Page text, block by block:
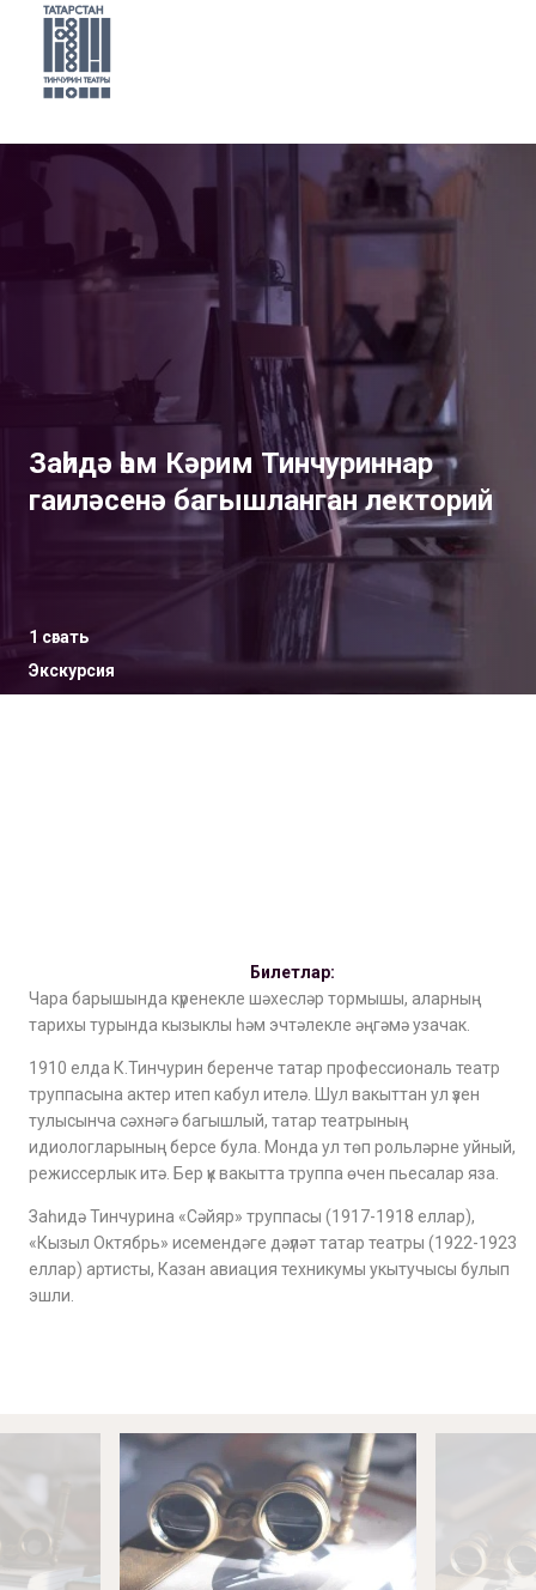
Заһидә һәм Кәрим Тинчуриннар
гаиләсенә багышланган лекторий
1 сәгать
Экскурсия
Чара барышында күренекле шәхесләр тормышы, аларның
тарихы турында кызыклы һәм эчтәлекле әңгәмә узачак.
1910 елда К.Тинчурин беренче татар профессиональ театр
труппасына актер итеп кабул ителә. Шул вакыттан ул үзен
тулысынча сәхнәгә багышлый, татар театрының
идиологларының берсе була. Монда ул төп рольләрне уйный,
режиссерлык итә. Бер үк вакытта труппа өчен пьесалар яза.
Заһидә Тинчурина «Сәйяр» труппасы (1917-1918 еллар),
«Кызыл Октябрь» исемендәге дәүләт татар театры (1922-1923
еллар) артисты, Казан авиация техникумы укытучысы булып
эшли.
Билетлар: